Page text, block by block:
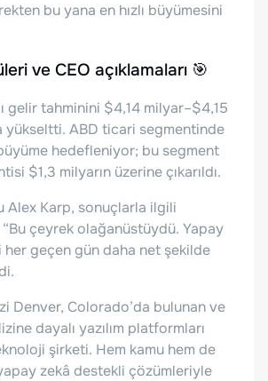
bu yana en hızlı büyümesini
ve CEO açıklamaları 🎯
gelir tahminini $4,14 milyar–$4,15
yükseltti. ABD ticari segmentinde
hedefleniyor; bu segment
$1,3 milyarın üzerine çıkarıldı.
Alex Karp, sonuçlarla ilgili
“Bu çeyrek olağanüstüydü. Yapay
her geçen gün daha net şekilde
Denver, Colorado’da bulunan ve
dayalı yazılım platformları
şirketi. Hem kamu hem de
zekâ destekli çözümleriyle